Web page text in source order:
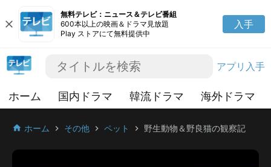
close
無料テレビ：ニュース＆テレビ番組
600本以上の映画＆ドラマ見放題
Play ストアにて無料提供中
入手
アプリ入手
ホーム 国内ドラマ 韓流ドラマ 海外ドラマ
home ホーム chevron_right その他 chevron_right ペット chevron_right 野生動物＆野良猫の観察記